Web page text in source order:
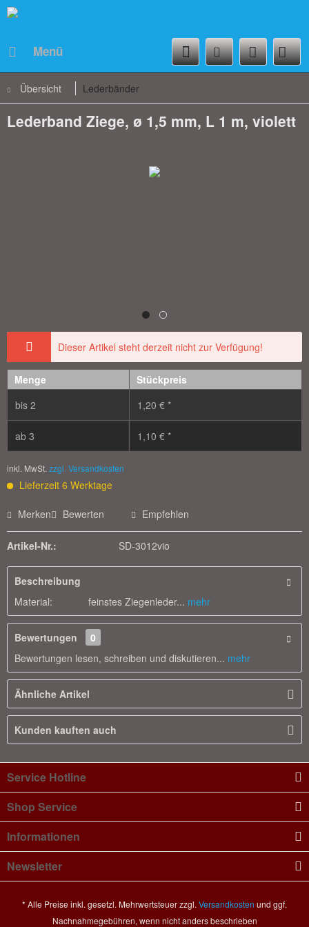
Menü
Übersicht Lederbänder
Lederband Ziege, ø 1,5 mm, L 1 m, violett
Dieser Artikel steht derzeit nicht zur Verfügung!
Menge
Stückpreis
bis 2 1,20 € *
ab 3 1,10 € *
inkl. MwSt. zzgl. Versandkosten
Lieferzeit 6 Werktage
Merken Bewerten Empfehlen
Artikel-Nr.: SD-3012vio
Beschreibung
Material: feinstes Ziegenleder... mehr
Bewertungen
0
Bewertungen lesen, schreiben und diskutieren... mehr
Ähnliche Artikel
Kunden kauften auch
Service Hotline
Shop Service
Informationen
Newsletter
* Alle Preise inkl. gesetzl. Mehrwertsteuer zzgl. Versandkosten und ggf.
Nachnahmegebühren, wenn nicht anders beschrieben